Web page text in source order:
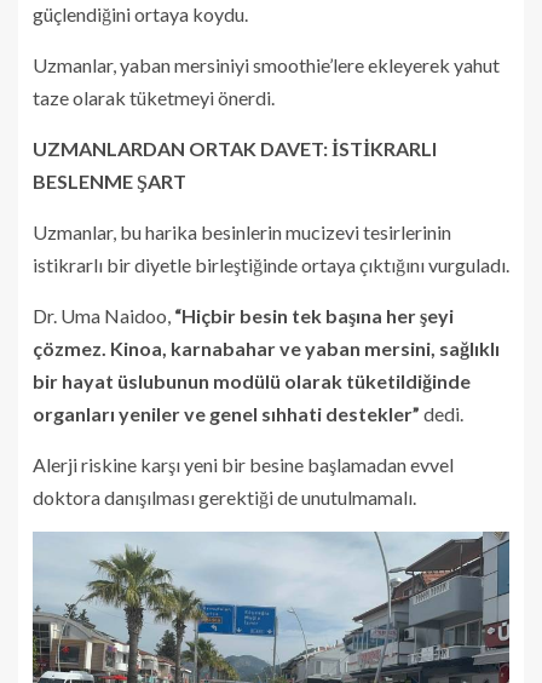
güçlendiğini ortaya koydu.
Uzmanlar, yaban mersiniyi smoothie’lere ekleyerek yahut
taze olarak tüketmeyi önerdi.
UZMANLARDAN ORTAK DAVET: İSTİKRARLI
BESLENME ŞART
Uzmanlar, bu harika besinlerin mucizevi tesirlerinin
istikrarlı bir diyetle birleştiğinde ortaya çıktığını vurguladı.
Dr. Uma Naidoo, “Hiçbir besin tek başına her şeyi
çözmez. Kinoa, karnabahar ve yaban mersini, sağlıklı
bir hayat üslubunun modülü olarak tüketildiğinde
organları yeniler ve genel sıhhati destekler” dedi.
Alerji riskine karşı yeni bir besine başlamadan evvel
doktora danışılması gerektiği de unutulmamalı.